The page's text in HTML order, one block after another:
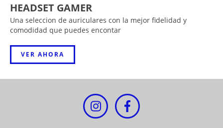
HEADSET GAMER
Una seleccion de auriculares con la mejor fidelidad y
comodidad que puedes encontar
VER AHORA